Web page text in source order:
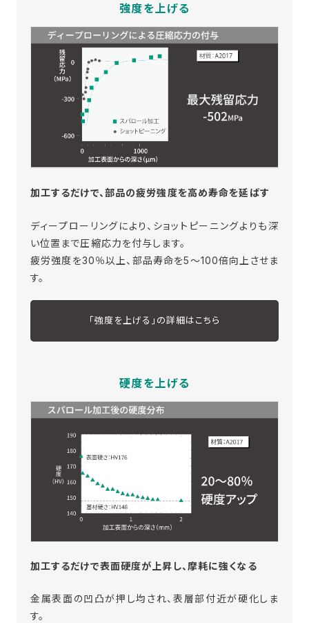
強度を上げる
加工するだけで、部品の疲労強度を高め寿命を延ばす
ディープローリングにより、ショットピーニングよりも深
い位置まで圧縮応力を付与します。
疲労強度を30％以上、部品寿命を5～100倍向上させま
す。
「強度を上げる」の詳細はこちら
硬度を上げる
加工するだけで表面硬度が上昇し、摩耗に強くなる
金属表面の凹凸が押し均され、表層部付近が硬化しま
す。